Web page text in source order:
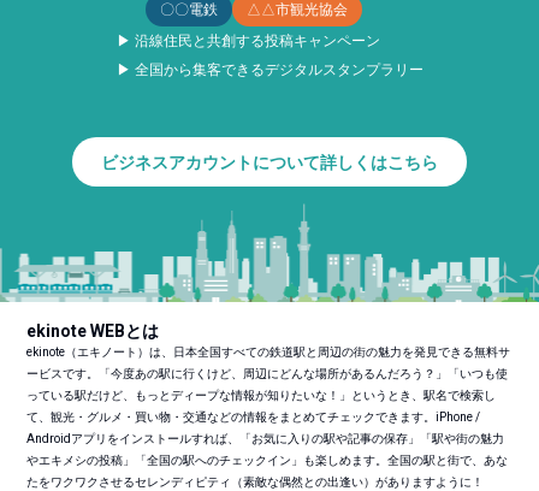
〇〇電鉄
△△市観光協会
▶ 沿線住民と共創する投稿キャンペーン
▶ 全国から集客できるデジタルスタンプラリー
ビジネスアカウントについて詳しくはこちら
ekinote WEBとは
ekinote（エキノート）は、日本全国すべての鉄道駅と周辺の街の魅力を発見できる無料サ
ービスです。「今度あの駅に行くけど、周辺にどんな場所があるんだろう？」「いつも使
っている駅だけど、もっとディープな情報が知りたいな！」というとき、駅名で検索し
て、観光・グルメ・買い物・交通などの情報をまとめてチェックできます。iPhone /
Androidアプリをインストールすれば、「お気に入りの駅や記事の保存」「駅や街の魅力
やエキメシの投稿」「全国の駅へのチェックイン」も楽しめます。全国の駅と街で、あな
たをワクワクさせるセレンディピティ（素敵な偶然との出逢い）がありますように！